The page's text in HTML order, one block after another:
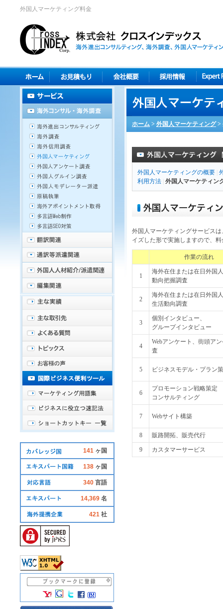
外国人マーケティング料金
ホーム > 外国人マーケティング>
外国人マーケティングの概要
利用方法 外国人マーケティン
外国人マーケティングサービス
イズした形で実施しますので、
作業の流れ
1
海外在住または在日外国人
動向把握調査
2
海外在住または在日外国人
生活動向調査
3
個別 インタビュー、
グループインタビュー
4
Webアンケート 、街頭ア
査
5 ビジネスモデル・プラン
6
プロモーション戦略策定
コンサルティング
7 Webサイト 構築
8 販路開拓、販売代行
9 カスタマーサービス
141 ヶ国
138 ヶ国
340 言語
14,369 名
421 社